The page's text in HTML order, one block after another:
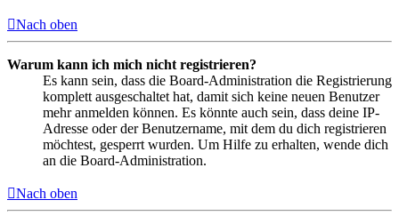
Nach oben
Warum kann ich mich nicht registrieren?
Es kann sein, dass die Board-Administration die Registrierung
komplett ausgeschaltet hat, damit sich keine neuen Benutzer
mehr anmelden können. Es könnte auch sein, dass deine IP-
Adresse oder der Benutzername, mit dem du dich registrieren
möchtest, gesperrt wurden. Um Hilfe zu erhalten, wende dich
an die Board-Administration.
Nach oben